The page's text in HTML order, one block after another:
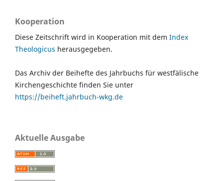
Kooperation
Diese Zeitschrift wird in Kooperation mit dem Index
Theologicus herausgegeben.
Das Archiv der Beihefte des Jahrbuchs für westfälische
Kirchengeschichte finden Sie unter
https://beiheft.jahrbuch-wkg.de
Aktuelle Ausgabe